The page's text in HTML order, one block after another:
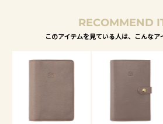
RECOMMEND
このアイテムを見ている人は、こんなア